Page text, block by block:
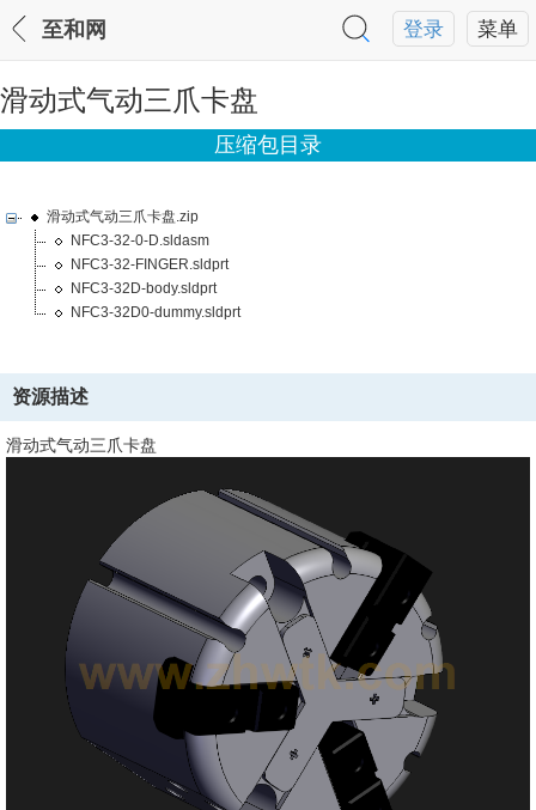
菜单
登录
至和网
滑动式气动三爪卡盘
压缩包目录
滑动式气动三爪卡盘.zip
NFC3-32-0-D.sldasm
NFC3-32-FINGER.sldprt
NFC3-32D-body.sldprt
NFC3-32D0-dummy.sldprt
资源描述
滑动式气动三爪卡盘